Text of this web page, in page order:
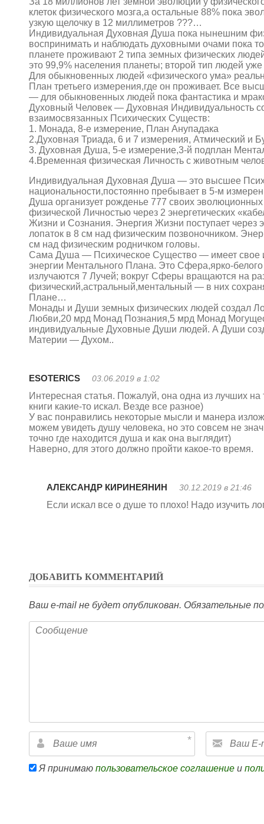
клеток физического мозга,а остальные 88% пока
узкую щелочку в 12 миллиметров ???…
Индивидуальная Духовная Душа пока нынешним
воспринимать и наблюдать духовными очами пока
планете проживают 2 типа земных физических
это 99,9% населения планеты; второй тип людей
Для обыкновенных людей «физического ума»
План третьего измерения,где он проживает. Все
— для обыкновенных людей пока фантастика и
Духовный Человек — Духовная Индивидуальность
взаимосвязанных Психических Существ:
1. Монада, 8-е измерение, План Анупадака
2.Духовная Триада, 6 и 7 измерения, Атмический и
3. Духовная Душа, 5-е измерение,3-й подплан
4.Временная физическая Личность с животным
Индивидуальная Духовная Душа — это высшее
национальности,постоянно пребывает в 5-м
Душа организует рожденье 777 своих
физической Личностью через 2 энергетических
Жизни и Сознания. Энергия Жизни поступает через
лопаток в 8 см над физическим позвоночником.
см над физическим родничком головы.
Сама Душа — Психическое Существо — имеет свое
энергии Ментального Плана. Это Сфера,ярко-
излучаются 7 Лучей; вокруг Сферы вращаются на
физический,астральный,ментальный — в них
Плане…
Монады и Души земных физических людей создал
Любви,20 мрд Монад Познания,5 мрд Монад
индивидуальные Духовные Души людей. А Души
Материи — Духом..
ESOTERICS 03.06.2019 в 1:02
Интересная статья. Пожалуй, она одна из лучших
книги какие-то искал. Везде все разное)
У вас понравились некоторые мысли и манера
можем увидеть душу человека, но это совсем не
точно где находится душа и как она выглядит)
Наверно, для этого должно пройти какое-то время.
АЛЕКСАНДР КИРИНЕЯНИН 30.12.2019 в 21:46
Если искал все о душе то плохо! Надо изучить
ДОБАВИТЬ КОММЕНТАРИЙ
Ваш e-mail не будет опубликован. Обязательные
Я принимаю пользовательское соглашение и